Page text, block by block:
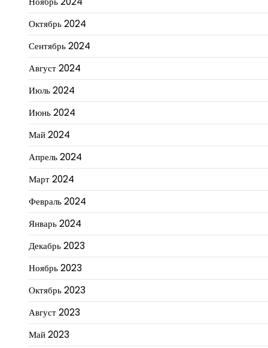
Октябрь 2024
Сентябрь 2024
Август 2024
Июль 2024
Июнь 2024
Май 2024
Апрель 2024
Март 2024
Февраль 2024
Январь 2024
Декабрь 2023
Ноябрь 2023
Октябрь 2023
Август 2023
Май 2023